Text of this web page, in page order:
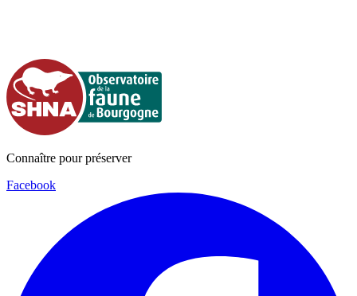
Connaître pour préserver
Facebook